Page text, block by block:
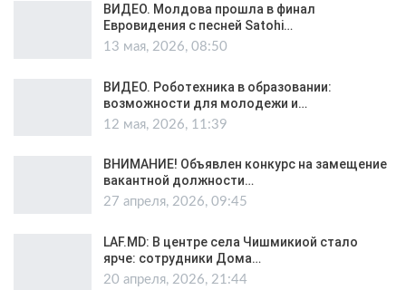
ВИДЕО. Молдова прошла в финал
Евровидения с песней Satohi…
13 мая, 2026, 08:50
ВИДЕО. Роботехника в образовании:
возможности для молодежи и…
12 мая, 2026, 11:39
ВНИМАНИЕ! Объявлен конкурс на замещение
вакантной должности…
27 апреля, 2026, 09:45
LAF.MD: В центре села Чишмикиой стало
ярче: сотрудники Дома…
20 апреля, 2026, 21:44